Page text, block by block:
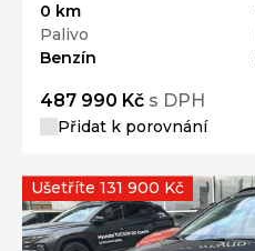
0 km
Palivo
Benzín
487 990 Kč s DPH
Přidat k porovnání
Ušetříte 131 900 Kč